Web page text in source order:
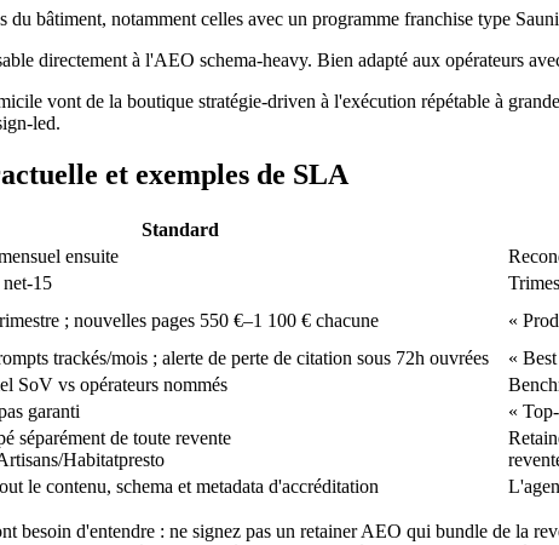
du bâtiment, notamment celles avec un programme franchise type
directement à l'AEO schema-heavy. Bien adapté aux opérateurs
vont de la boutique stratégie-driven à l'exécution répétable à
led.
et exemples de SLA
Standard
ensuite
15
; nouvelles pages 550 €–1 100 € chacune
«
trackés/mois ; alerte de perte de citation sous 72h ouvrées
«
SoV vs opérateurs nommés
garanti
«
séparément de toute revente
Habitatpresto
le contenu, schema et metadata d'accréditation
besoin d'entendre : ne signez pas un retainer AEO qui bundle de la